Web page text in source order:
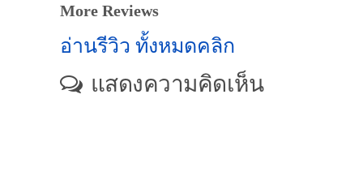
More Reviews
อ่านรีวิว ทั้งหมดคลิก
แสดงความคิดเห็น